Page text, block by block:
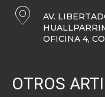
AV.
OFICINA 4,
OTROS